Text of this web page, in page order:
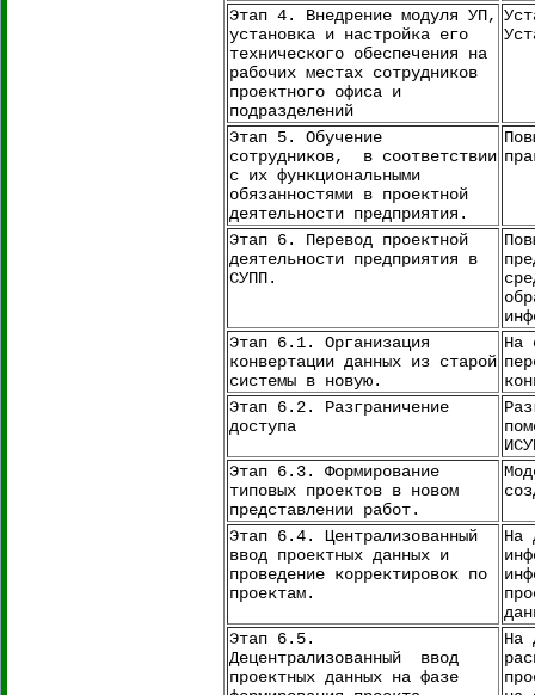
Этап 4. Внедрение модуля УП,
установка и настройка его
технического обеспечения на
рабочих местах сотрудников
проектного офиса и
подразделений
Этап 5. Обучение
сотрудников, в соответствии
с их функциональными
обязанностями в проектной
деятельности предприятия.
Этап 6. Перевод проектной
деятельности предприятия в
СУПП.
Этап 6.1. Организация
конвертации данных из старой
системы в новую.
На
Этап 6.2. Разграничение
доступа
Этап 6.3. Формирование
типовых проектов в новом
представлении работ.
Этап 6.4. Централизованный
ввод проектных данных и
проведение корректировок по
проектам.
На
Этап 6.5.
Децентрализованный ввод
проектных данных на фазе
На